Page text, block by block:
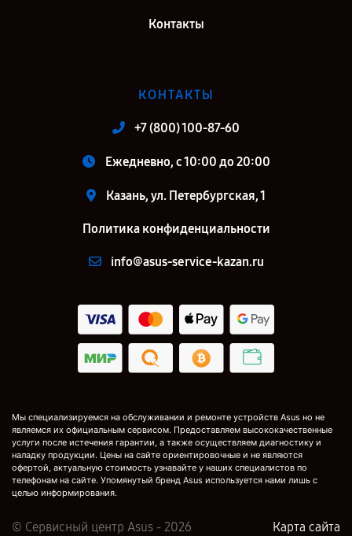
Контакты
КОНТАКТЫ
+7 (800) 100-87-60
Ежедневно, с 10:00 до 20:00
Казань, ул. Петербургская, 1
Политика конфиденциальности
info@asus-service-kazan.ru
Мы специализируемся на обслуживании и ремонте устройств Asus но не
являемся их официальным сервисом. Предоставляем высококачественные
услуги после истечения гарантии, а также осуществляем диагностику и
наладку продукции. Цены на сайте ориентировочные и не являются
офертой, актуальную стоимость узнавайте у наших специалистов по
телефонам на сайте. Упомянутый бренд Asus используется нами лишь с
целью информирования.
© Сервисный центр Asus - 2026 Карта сайта